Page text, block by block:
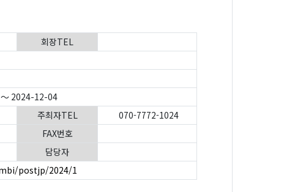
회장TEL
2024-12-04
주최자TEL
070-7772-1024
FAX번호
담당자
postjp/2024/1